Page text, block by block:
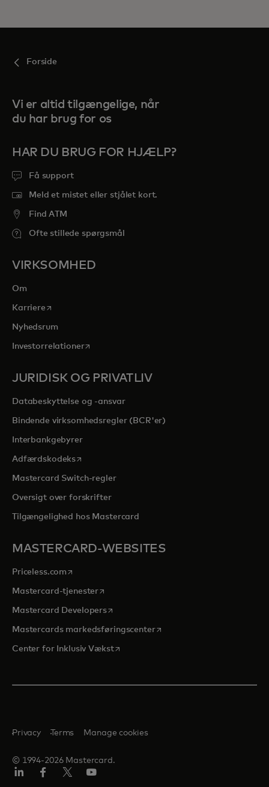
Forside
Vi er altid tilgængelige, når
du har brug for os
HAR DU BRUG FOR HJÆLP?
Få support
Meld et mistet eller stjålet kort.
Find ATM
Ofte stillede spørgsmål
VIRKSOMHED
Om
Karriereopens in a new tab
Nyhedsrum
Investorrelationeropens in a new tab
JURIDISK OG PRIVATLIV
Databeskyttelse og -ansvar
Bindende virksomhedsregler (BCR'er)
Interbankgebyrer
Adfærdskodeksopens in a new tab
Mastercard Switch-regler
Oversigt over forskrifter
Tilgængelighed hos Mastercard
MASTERCARD-WEBSITES
Priceless.com opens in a new tab
Mastercard-tjenesteropens in a new tab
Mastercard Developersopens in a new tab
Mastercards markedsføringscenteropens in a new tab
Center for Inklusiv Vækstopens in a new tab
© 1994-2026 Mastercard.
Privacy Terms Manage cookies